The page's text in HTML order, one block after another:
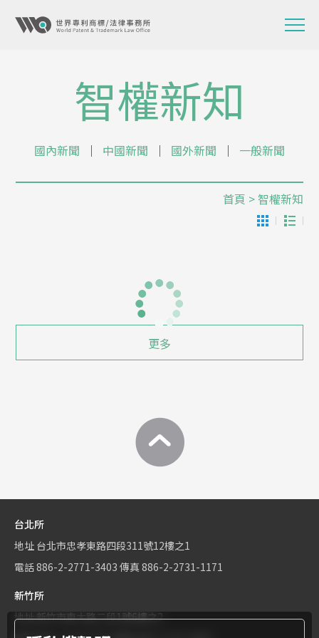
智權新知
國內新聞 │ 中國新聞 │ 國外新聞 │ 一般新聞
首頁 > 智權新知
更多
台北所
地址 台北市忠孝東路四段311號12樓之1
電話886-2-2771-3403 傳真 886-2-2731-1171
新竹所
地址新竹市東大路二段1號6樓之2